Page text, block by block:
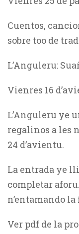
Cuentos,
sobre too de
L’Anguleru:
Vienres 16
L’Anguleru ye
regalinos a les
24 d’avientu.
La entrada ye
completar
n’entamando
Ver pdf de la